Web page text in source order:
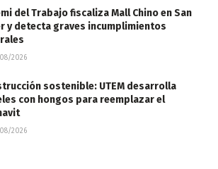
del Trabajo fiscaliza Mall Chino en San
y detecta graves incumplimientos
2026
sostenible: UTEM desarrolla
con hongos para reemplazar el
2026